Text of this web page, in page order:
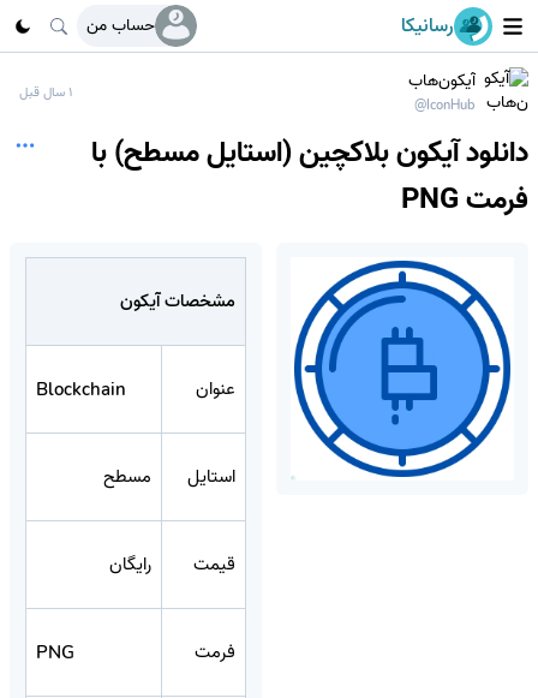
رسانیکا حساب من
آیکون‌هاب
@IconHub
1 سال قبل
دانلود آیکون بلاکچین (استایل مسطح) با
فرمت PNG
مشخصات آیکون
عنوان Blockchain
استایل مسطح
قیمت رایگان
فرمت PNG